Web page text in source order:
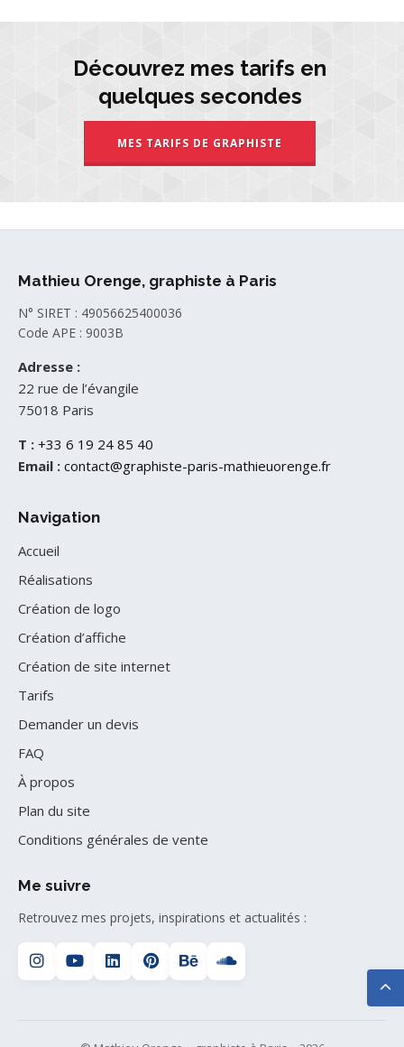
Découvrez mes tarifs en
quelques secondes
MES TARIFS DE GRAPHISTE
Mathieu Orenge, graphiste à Paris
N° SIRET : 49056625400036
Code APE : 9003B
Adresse :
22 rue de l’évangile
75018 Paris
T : +33 6 19 24 85 40
Email : contact@graphiste-paris-mathieuorenge.fr
Navigation
Accueil
Réalisations
Création de logo
Création d’affiche
Création de site internet
Tarifs
Demander un devis
FAQ
À propos
Plan du site
Conditions générales de vente
Me suivre
Retrouvez mes projets, inspirations et actualités :